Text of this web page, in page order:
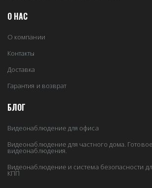
О НАС
О компании
Контакты
Доставка
Гарантия и возврат
БЛОГ
Видеонаблюдение для офиса
Видеонаблюдение для частного дома.
видеонаблюдения.
Видеонаблюдение и система безопасности
КПП